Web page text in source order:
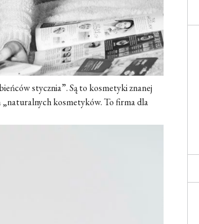
stycznia”. Są to kosmetyki znanej
„naturalnych kosmetyków. To firma dla